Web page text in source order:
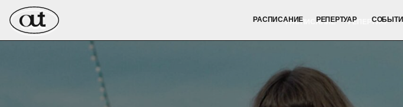
РАСПИСАНИЕ СОБЫТИЯ
РЕПЕРТУАР
РАСПИСАНИЕ СОБЫТИЯ
РЕПЕРТУАР МЕРЧ